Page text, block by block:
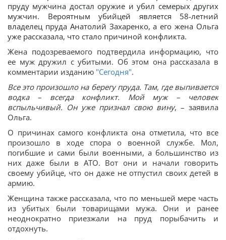
пруду мужчина достал оружие и убил семерых других
мужчин. Вероятным убийцей является 58-летний
владелец пруда Анатолий Захаренко, а его жена Ольга
уже рассказала, что стало причиной конфликта.
Жена подозреваемого подтвердила информацию, что
ее муж дружил с убитыми. Об этом она рассказала в
комментарии изданию "Сегодня".
Все это произошло на берегу пруда. Там, где выпивается
водка – всегда конфликт. Мой муж – человек
вспыльчивый. Он уже признал свою вину, – заявила
Ольга.
О причинах самого конфликта она отметила, что все
произошло в ходе спора о военной службе. Мол,
погибшие и сами были военными, а большинство из
них даже были в АТО. Вот они и начали говорить
своему убийце, что он даже не отпустил своих детей в
армию.
Женщина также рассказала, что по меньшей мере часть
из убитых были товарищами мужа. Они и ранее
неоднократно приезжали на пруд порыбачить и
отдохнуть.